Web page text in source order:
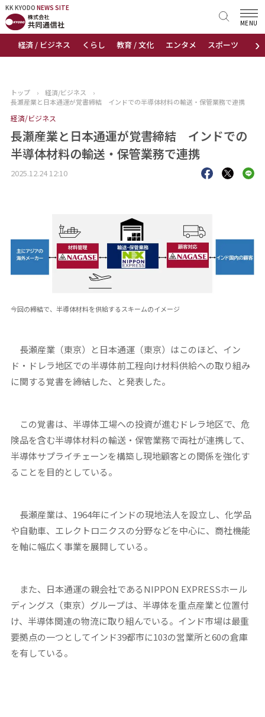
KK KYODO NEWS SITE
›
経済 / ビジネス くらし 教育 / 文化 エンタメ スポーツ 地域
MENU
KK KYODONEWS SITE
トップページ
ニュース
おすすめコンテンツ
出版物
トップ › 経済/ビジネス
›
長瀬産業と日本通運が覚書締結 インドでの半導体材料の輸送・保管業務で連携
経済/ビジネス
長瀬産業と日本通運が覚書締結 インドでの
半導体材料の輸送・保管業務で連携
2025.12.24 12:10
今回の締結で、半導体材料を供給するスキームのイメージ
長瀬産業（東京）と日本通運（東京）はこのほど、イン
ド・ドレラ地区での半導体前工程向け材料供給への取り組み
に関する覚書を締結した、と発表した。
この覚書は、半導体工場への投資が進むドレラ地区で、危
険品を含む半導体材料の輸送・保管業務で両社が連携して、
半導体サプライチェーンを構築し現地顧客との関係を強化す
ることを目的としている。
長瀬産業は、1964年にインドの現地法人を設立し、化学品
や自動車、エレクトロニクスの分野などを中心に、商社機能
を軸に幅広く事業を展開している。
また、日本通運の親会社であるNIPPON EXPRESSホール
ディングス（東京）グループは、半導体を重点産業と位置付
け、半導体関連の物流に取り組んでいる。インド市場は最重
要拠点の一つとしてインド39都市に103の営業所と60の倉庫
を有している。